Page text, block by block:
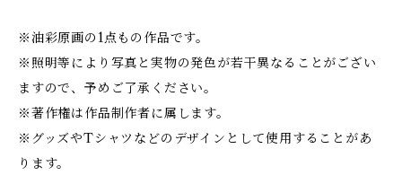
※油彩原画の1点もの作品です。
※照明等により写真と実物の発色が若干異なることがござい
ますので、予めご了承ください。
※著作権は作品制作者に属します。
※グッズやTシャツなどのデザインとして使用することがあ
ります。